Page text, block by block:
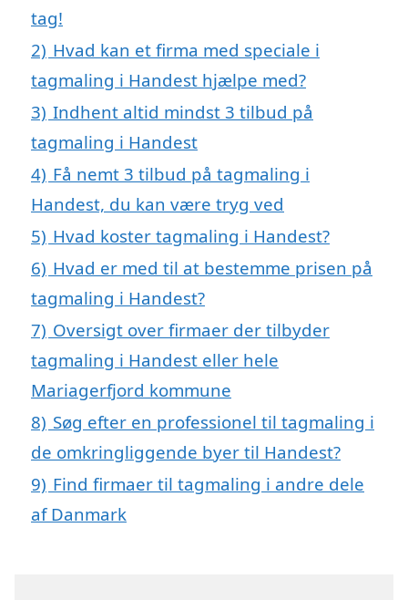
tag!
2) Hvad kan et firma med speciale i
tagmaling i Handest hjælpe med?
3) Indhent altid mindst 3 tilbud på
tagmaling i Handest
4) Få nemt 3 tilbud på tagmaling i
Handest, du kan være tryg ved
5) Hvad koster tagmaling i Handest?
6) Hvad er med til at bestemme prisen på
tagmaling i Handest?
7) Oversigt over firmaer der tilbyder
tagmaling i Handest eller hele
Mariagerfjord kommune
8) Søg efter en professionel til tagmaling i
de omkringliggende byer til Handest?
9) Find firmaer til tagmaling i andre dele
af Danmark